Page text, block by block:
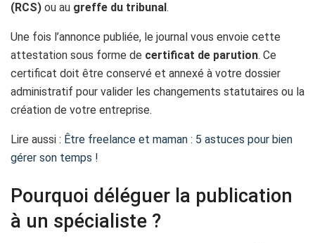
(RCS) ou au greffe du tribunal .
Une fois l’annonce publiée, le journal vous envoie cette
attestation sous forme de certificat de parution. Ce
certificat doit être conservé et annexé à votre dossier
administratif pour valider les changements statutaires ou la
création de votre entreprise.
Lire aussi : Être freelance et maman : 5 astuces pour bien
gérer son temps !
Pourquoi déléguer la publication
à un spécialiste ?